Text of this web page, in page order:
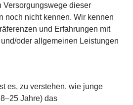
dieser
noch nicht kennen. Wir kennen
und Erfahrungen mit
oder allgemeinen Leistungen
es, zu verstehen, wie junge
Jahre) das